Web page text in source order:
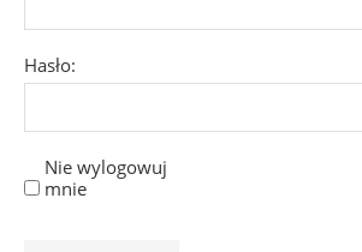
Hasło:
Nie wylogowuj
mnie